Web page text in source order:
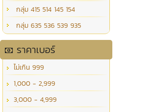
กลุ่ม 415 514 145 154
กลุ่ม 635 536 539 935
ราคาเบอร์
ไม่เกิน 999
1,000 - 2,999
3,000 - 4,999